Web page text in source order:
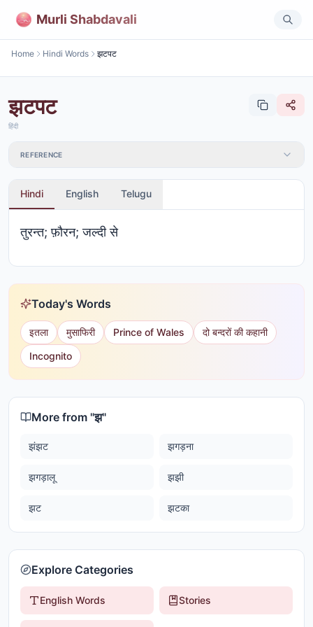
Murli Shabdavali
Home Hindi Words झटपट
झटपट
हिंदी
REFERENCE
Hindi English Telugu
तुरन्त; फ़ौरन; जल्दी से
Today's Words
इतला मुसाफिरी Prince of Wales
दो बन्दरों की कहानी
Incognito
More from "झ"
झंझट झगड़ना
झगड़ालू झझी
झट झटका
Explore Categories
English Words Stories